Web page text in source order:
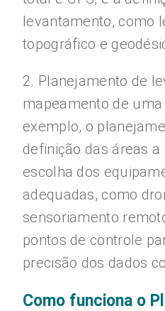
levantamento, como
topográfico e
2. Planejamento de
mapeamento de
exemplo, o
definição das áreas
escolha dos
adequadas, como
sensoriamento
pontos de controle
precisão dos dados
Como funciona o